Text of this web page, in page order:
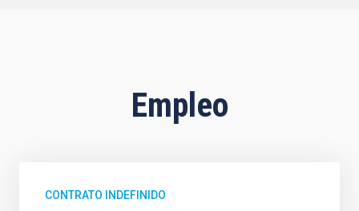
Empleo
CONTRATO INDEFINIDO